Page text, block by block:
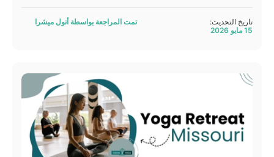
تاريخ التحديث:
15 مايو 2026
تمت المراجعة بواسطة أتول ميشرا